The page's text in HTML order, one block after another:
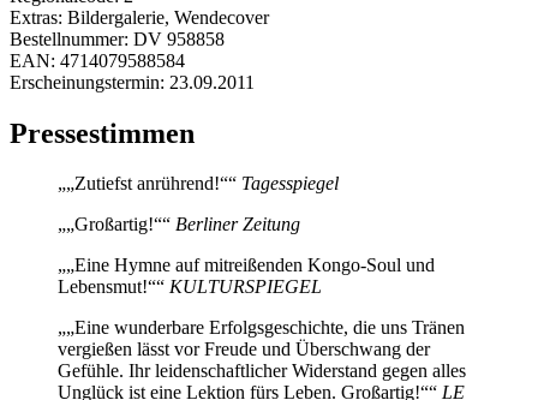
Extras: Bildergalerie, Wendecover
Bestellnummer: DV 958858
EAN: 4714079588584
Erscheinungstermin: 23.09.2011
Pressestimmen
„Zutiefst anrührend!“
Tagesspiegel
„Großartig!“
Berliner Zeitung
„Eine Hymne auf mitreißenden Kongo-Soul und
Lebensmut!“
KULTURSPIEGEL
„Eine wunderbare Erfolgsgeschichte, die uns Tränen
vergießen lässt vor Freude und Überschwang der
Gefühle. Ihr leidenschaftlicher Widerstand gegen alles
Unglück ist eine Lektion fürs Leben. Großartig!“
LE